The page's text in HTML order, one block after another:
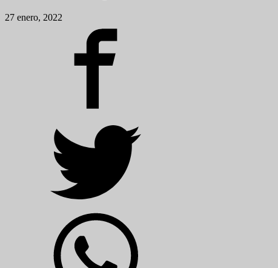
27 enero, 2022